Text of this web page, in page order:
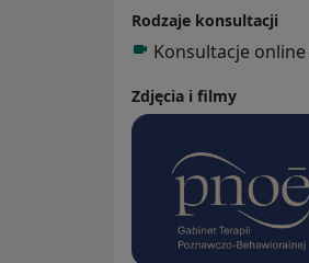
Rodzaje konsultacji
Konsultacje online
Zdjęcia i filmy